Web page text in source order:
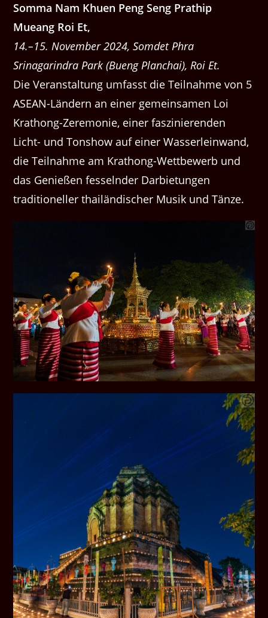
Somma Nam Khuen Peng Seng Prathip
Mueang Roi Et,
14.–15. November 2024, Somdet Phra
Srinagarindra Park (Bueng Planchai), Roi Et.
Die Veranstaltung umfasst die Teilnahme von 5
ASEAN-Ländern an einer gemeinsamen Loi
Krathong-Zeremonie, einer faszinierenden
Licht- und Tonshow auf einer Wasserleinwand,
die Teilnahme am Krathong-Wettbewerb und
das Genießen fesselnder Darbietungen
traditioneller thailändischer Musik und Tänze.